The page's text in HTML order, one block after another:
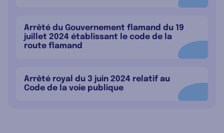
Arrêté du Gouvernement flamand du 19
juillet 2024 établissant le code de la
route flamand
Arrêté royal du 3 juin 2024 relatif au
Code de la voie publique